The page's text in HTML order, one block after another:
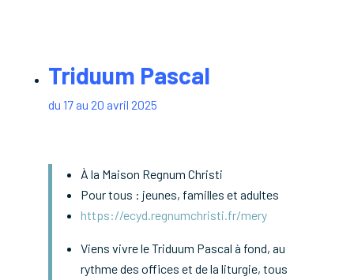
Triduum Pascal
du 17 au 20 avril 2025
À la Maison Regnum Christi
Pour tous : jeunes, familles et adultes
https://ecyd.regnumchristi.fr/mery
Viens vivre le Triduum Pascal à fond, au
rythme des offices et de la liturgie, tous